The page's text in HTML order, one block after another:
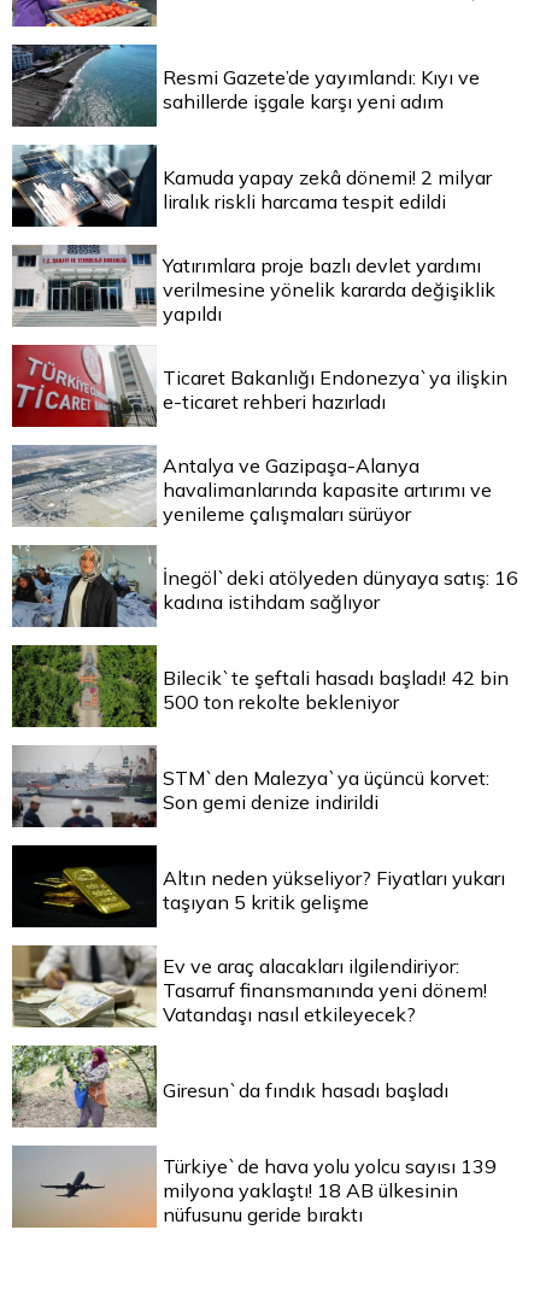
Resmi Gazete’de yayımlandı: Kıyı ve
sahillerde işgale karşı yeni adım
Kamuda yapay zekâ dönemi! 2 milyar
liralık riskli harcama tespit edildi
Yatırımlara proje bazlı devlet yardımı
verilmesine yönelik kararda değişiklik
yapıldı
Ticaret Bakanlığı Endonezya`ya ilişkin
e-ticaret rehberi hazırladı
Antalya ve Gazipaşa-Alanya
havalimanlarında kapasite artırımı ve
yenileme çalışmaları sürüyor
İnegöl`deki atölyeden dünyaya satış: 16
kadına istihdam sağlıyor
Bilecik`te şeftali hasadı başladı! 42 bin
500 ton rekolte bekleniyor
STM`den Malezya`ya üçüncü korvet:
Son gemi denize indirildi
Altın neden yükseliyor? Fiyatları yukarı
taşıyan 5 kritik gelişme
Ev ve araç alacakları ilgilendiriyor:
Tasarruf finansmanında yeni dönem!
Vatandaşı nasıl etkileyecek?
Giresun`da fındık hasadı başladı
Türkiye`de hava yolu yolcu sayısı 139
milyona yaklaştı! 18 AB ülkesinin
nüfusunu geride bıraktı